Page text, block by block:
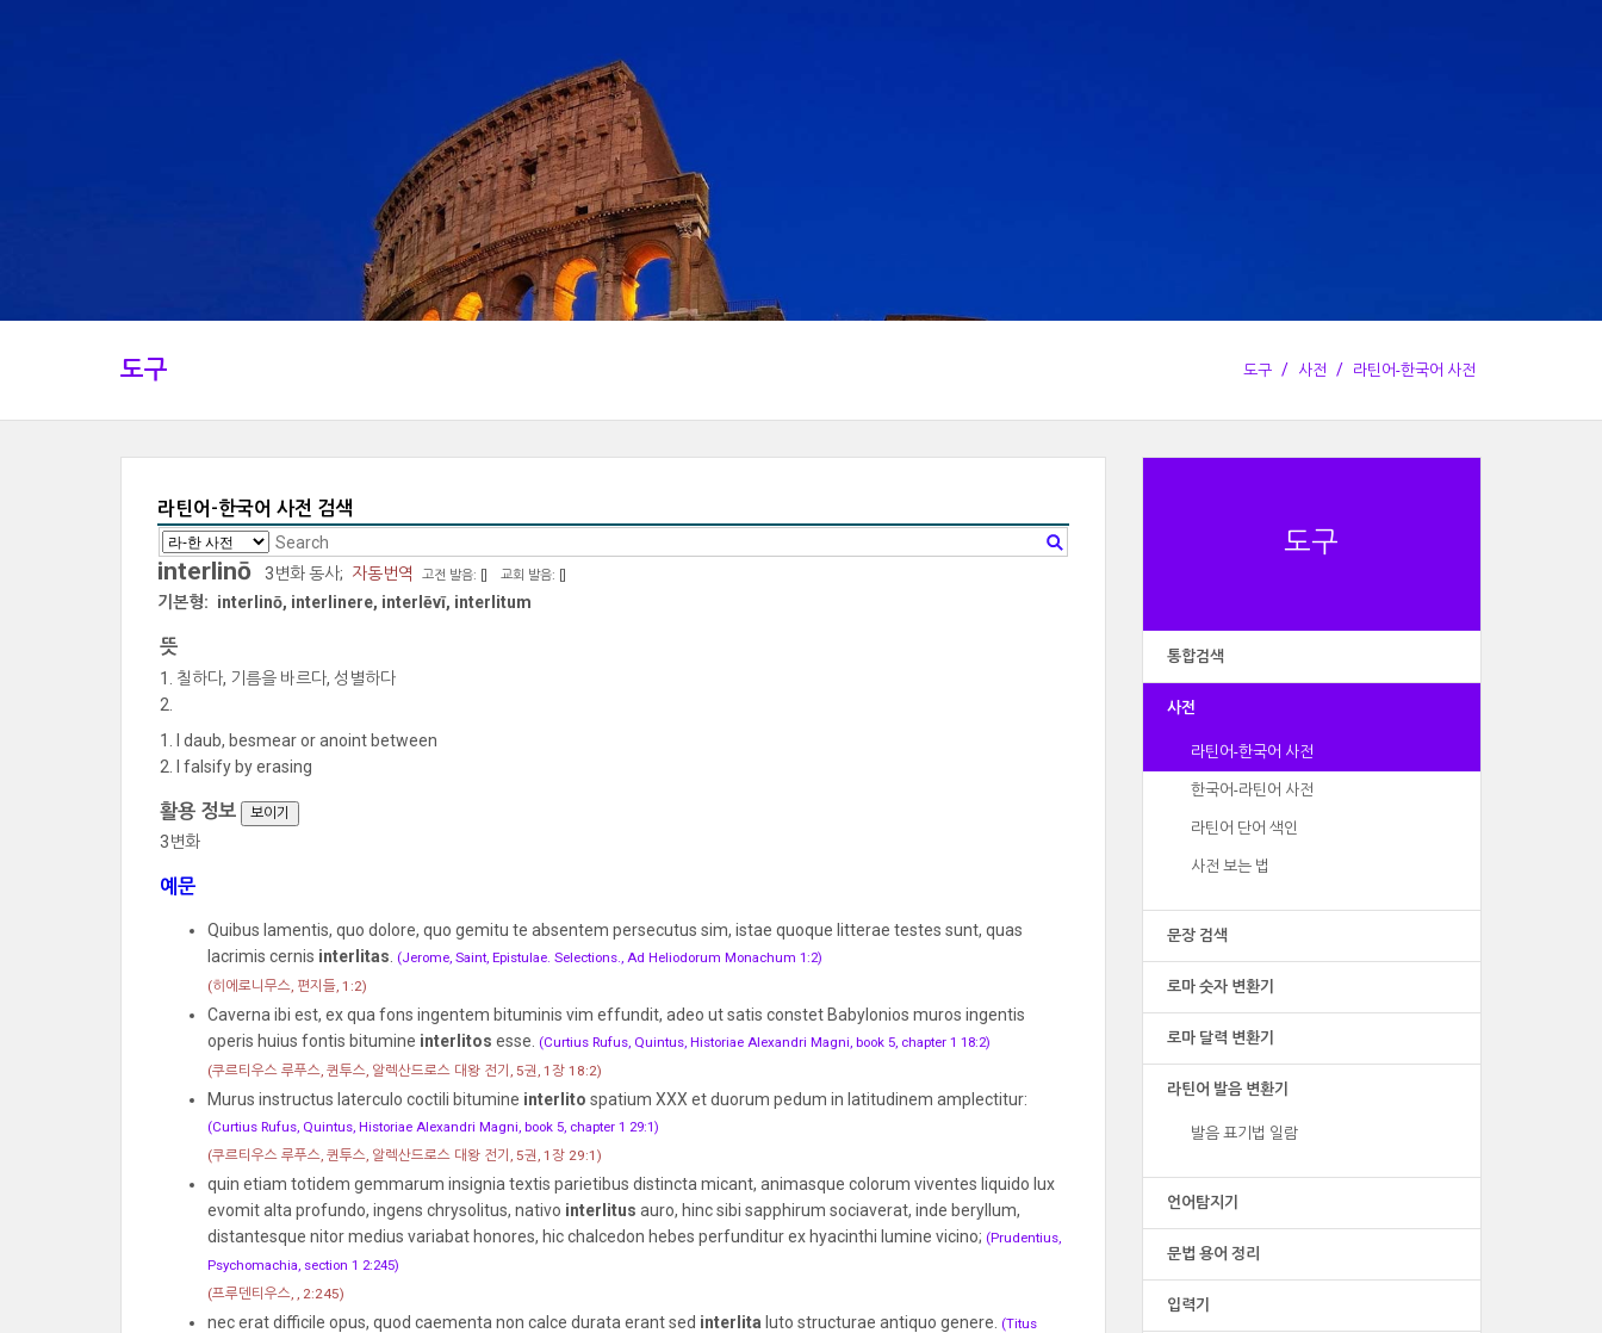
도구 도구 사전 라틴어-한국어 사전
도구
통합검색
사전
라틴어-한국어 사전
한국어-라틴어 사전
라틴어 단어 색인
사전 보는 법
문장 검색
로마 숫자 변환기
로마 달력 변환기
라틴어 발음 변환기
발음 표기법 일람
언어탐지기
문법 용어 정리
입력기
라틴어-한국어 사전 검색
interlinō 3변화 동사; 자동번역 고전 발음: [] 교회 발음: []
기본형: interlinō, interlinere, interlēvī, interlitum
뜻
칠하다, 기름을 바르다, 성별하다
I daub, besmear or anoint between
I falsify by erasing
활용 정보 보이기
3변화
예문
Quibus lamentis, quo dolore, quo gemitu te absentem persecutus sim, istae quoque litterae testes sunt, quas
lacrimis cernis interlitas (Jerome, Saint, Epistulae. Selections., Ad Heliodorum Monachum 1:2)
(히에로니무스, 편지들, 1:2)
Caverna ibi est, ex qua fons ingentem bituminis vim effundit, adeo ut satis constet Babylonios muros ingentis
operis huius fontis bitumine interlitos esse. (Curtius Rufus, Quintus, Historiae Alexandri Magni, book 5, chapter 1 18:2)
(쿠르티우스 루푸스, 퀸투스, 알렉산드로스 대왕 전기, 5권, 1장 18:2)
Murus instructus laterculo coctili bitumine interlito spatium XXX et duorum pedum in latitudinem amplectitur:
(Curtius Rufus, Quintus, Historiae Alexandri Magni, book 5, chapter 1 29:1)
(쿠르티우스 루푸스, 퀸투스, 알렉산드로스 대왕 전기, 5권, 1장 29:1)
quin etiam totidem gemmarum insignia textis parietibus distincta micant, animasque colorum viventes liquido lux
evomit alta profundo, ingens chrysolitus, nativo interlitus auro, hinc sibi sapphirum sociaverat, inde beryllum,
distantesque nitor medius variabat honores, hic chalcedon hebes perfunditur ex hyacinthi lumine vicino; (Prudentius,
Psychomachia, section 1 2:245)
(프루덴티우스, , 2:245)
nec erat difficile opus, quod caementa non calce durata erant sed interlita luto structurae antiquo genere. (Titus